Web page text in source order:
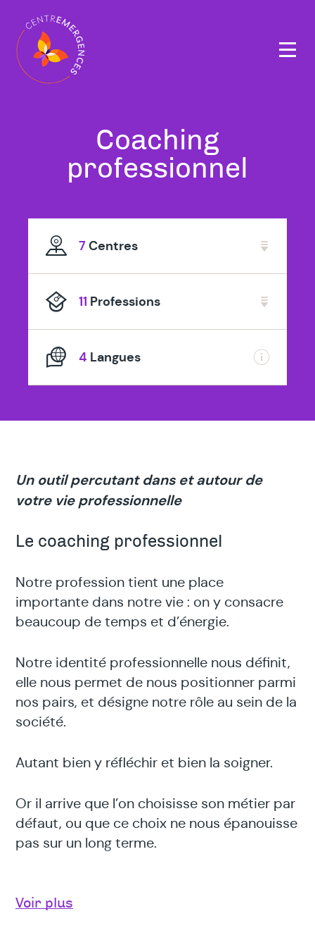
Tous
nos
spécialisé
en
Coaching
professionnel
7 Centres
11 Professions
4 Langues
Navigation
principale
Un outil percutant dans et autour de
votre vie professionnelle
Le coaching professionnel
Notre profession tient une place
importante dans notre vie : on y consacre
beaucoup de temps et d’énergie.
Notre identité professionnelle nous définit,
elle nous permet de nous positionner parmi
nos pairs, et désigne notre rôle au sein de la
société.
Autant bien y réfléchir et bien la soigner.
Or il arrive que l’on choisisse son métier par
défaut, ou que ce choix ne nous épanouisse
pas sur un long terme.
temps de recul : quelles sont nos
Voir plus